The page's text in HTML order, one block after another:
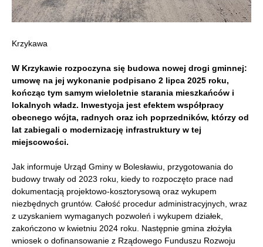
Krzykawa
W Krzykawie rozpoczyna się budowa nowej drogi gminnej:
umowę na jej wykonanie podpisano 2 lipca 2025 roku,
kończąc tym samym wieloletnie starania mieszkańców i
lokalnych władz. Inwestycja jest efektem współpracy
obecnego wójta, radnych oraz ich poprzedników, którzy od
lat zabiegali o modernizację infrastruktury w tej
miejscowości.
Jak informuje Urząd Gminy w Bolesławiu, przygotowania do
budowy trwały od 2023 roku, kiedy to rozpoczęto prace nad
dokumentacją projektowo-kosztorysową oraz wykupem
niezbędnych gruntów. Całość procedur administracyjnych, wraz
z uzyskaniem wymaganych pozwoleń i wykupem działek,
zakończono w kwietniu 2024 roku. Następnie gmina złożyła
wniosek o dofinansowanie z Rządowego Funduszu Rozwoju